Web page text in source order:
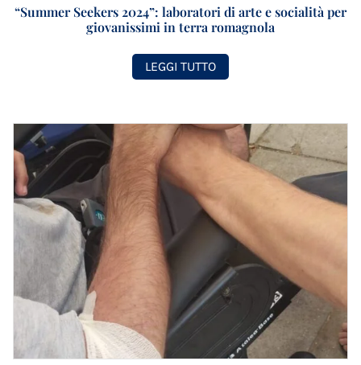
“Summer Seekers 2024”: laboratori di arte e socialità per
giovanissimi in terra romagnola
LEGGI TUTTO